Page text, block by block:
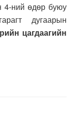
4-ний өдөр буюу
дугаарын
цагдаагийн